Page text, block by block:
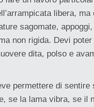
libera,
sagomate,
non rigida. Devi
dita, polso e
permettere di
se la lama vibra, se il